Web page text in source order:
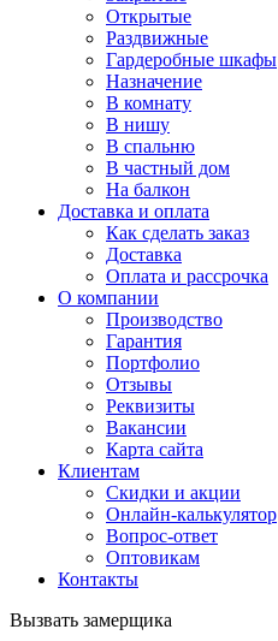
Открытые
Раздвижные
Гардеробные шкафы
Назначение
В комнату
В нишу
В спальню
В частный дом
На балкон
Доставка и оплата
Как сделать заказ
Доставка
Оплата и рассрочка
О компании
Производство
Гарантия
Портфолио
Отзывы
Реквизиты
Вакансии
Карта сайта
Клиентам
Скидки и акции
Онлайн-калькулятор
Вопрос-ответ
Оптовикам
Контакты
Вызвать замерщика